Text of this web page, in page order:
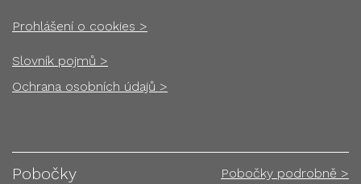
Prohlášení o cookies >
Slovník pojmů >
Ochrana osobních údajů >
Pobočky Pobočky podrobně >